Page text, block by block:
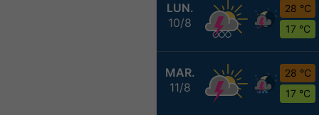
LUN.
10/8
28 °C
17 °C
MAR.
11/8
28 °C
17 °C